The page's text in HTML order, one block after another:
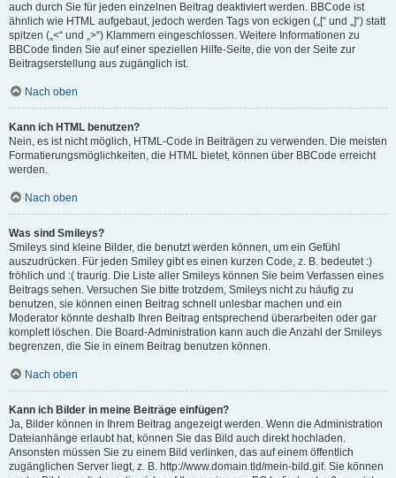
auch durch Sie für jeden einzelnen Beitrag deaktiviert werden. BBCode ist
ähnlich wie HTML aufgebaut, jedoch werden Tags von eckigen („[“ und „]“) statt
spitzen („<“ und „>“) Klammern eingeschlossen. Weitere Informationen zu
BBCode finden Sie auf einer speziellen Hilfe-Seite, die von der Seite zur
Beitragserstellung aus zugänglich ist.
Nach oben
Kann ich HTML benutzen?
Nein, es ist nicht möglich, HTML-Code in Beiträgen zu verwenden. Die meisten
Formatierungsmöglichkeiten, die HTML bietet, können über BBCode erreicht
werden.
Nach oben
Was sind Smileys?
Smileys sind kleine Bilder, die benutzt werden können, um ein Gefühl
auszudrücken. Für jeden Smiley gibt es einen kurzen Code, z. B. bedeutet :)
fröhlich und :( traurig. Die Liste aller Smileys können Sie beim Verfassen eines
Beitrags sehen. Versuchen Sie bitte trotzdem, Smileys nicht zu häufig zu
benutzen, sie können einen Beitrag schnell unlesbar machen und ein
Moderator könnte deshalb Ihren Beitrag entsprechend überarbeiten oder gar
komplett löschen. Die Board-Administration kann auch die Anzahl der Smileys
begrenzen, die Sie in einem Beitrag benutzen können.
Nach oben
Kann ich Bilder in meine Beiträge einfügen?
Ja, Bilder können in Ihrem Beitrag angezeigt werden. Wenn die Administration
Dateianhänge erlaubt hat, können Sie das Bild auch direkt hochladen.
Ansonsten müssen Sie zu einem Bild verlinken, das auf einem öffentlich
zugänglichen Server liegt, z. B. http://www.domain.tld/mein-bild.gif. Sie können